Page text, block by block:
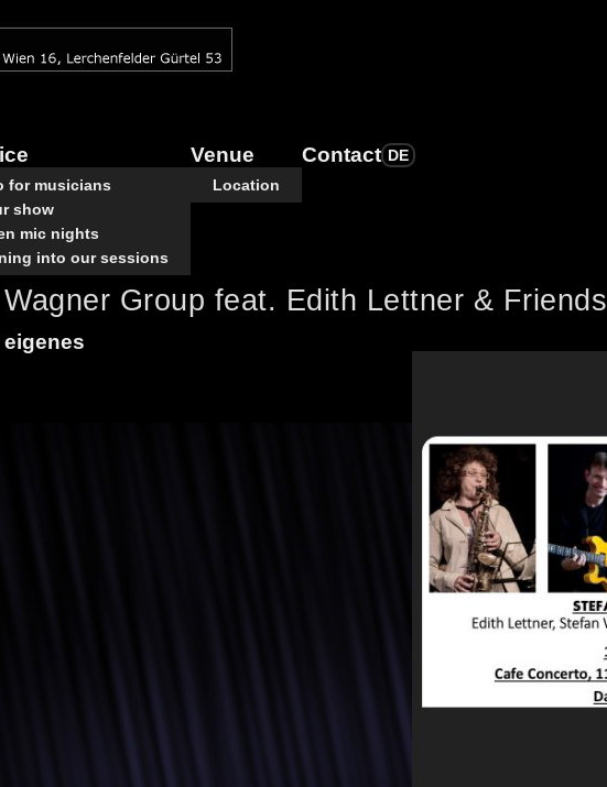
for musicians
show
mic nights
into our sessions
Venue
Location
Contact DE
Group feat. Edith Lettner & Friends